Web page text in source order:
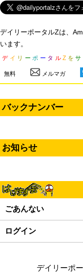
デイリーポータルZは、
います。
デ イ リ ー ポ ー タ ル Z を サ
無料 メルマガ
バックナンバー
お知らせ
ごあんない
ログイン
デイリーポ